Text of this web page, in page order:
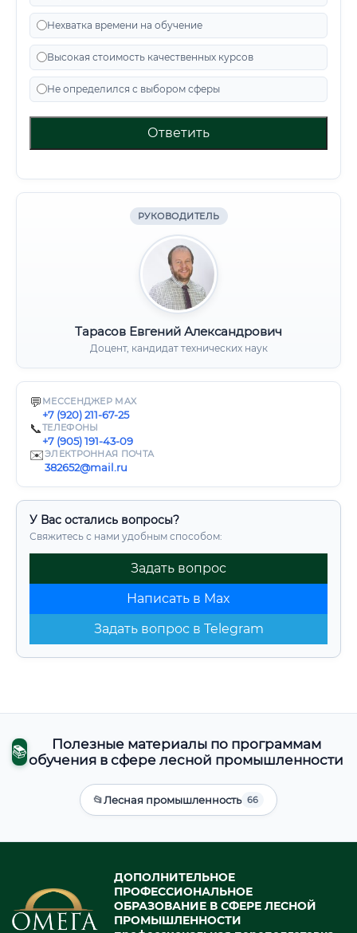
Нехватка времени на обучение
Высокая стоимость качественных курсов
Не определился с выбором сферы
Ответить
РУКОВОДИТЕЛЬ
Тарасов Евгений Александрович
Доцент, кандидат технических наук
💬 МЕССЕНДЖЕР MAX
+7 (920) 211-67-25
📞ТЕЛЕФОНЫ
+7 (905) 191-43-09
✉️ЭЛЕКТРОННАЯ ПОЧТА
382652@mail.ru
У Вас остались вопросы?
Свяжитесь с нами удобным способом:
Задать вопрос
Написать в Max
Задать вопрос в Telegram
📚
Полезные материалы по программам
обучения в сфере лесной промышленности
📂Лесная промышленность 66
ДОПОЛНИТЕЛЬНОЕ
ПРОФЕССИОНАЛЬНОЕ
ОБРАЗОВАНИЕ В СФЕРЕ ЛЕСНОЙ
ПРОМЫШЛЕННОСТИ